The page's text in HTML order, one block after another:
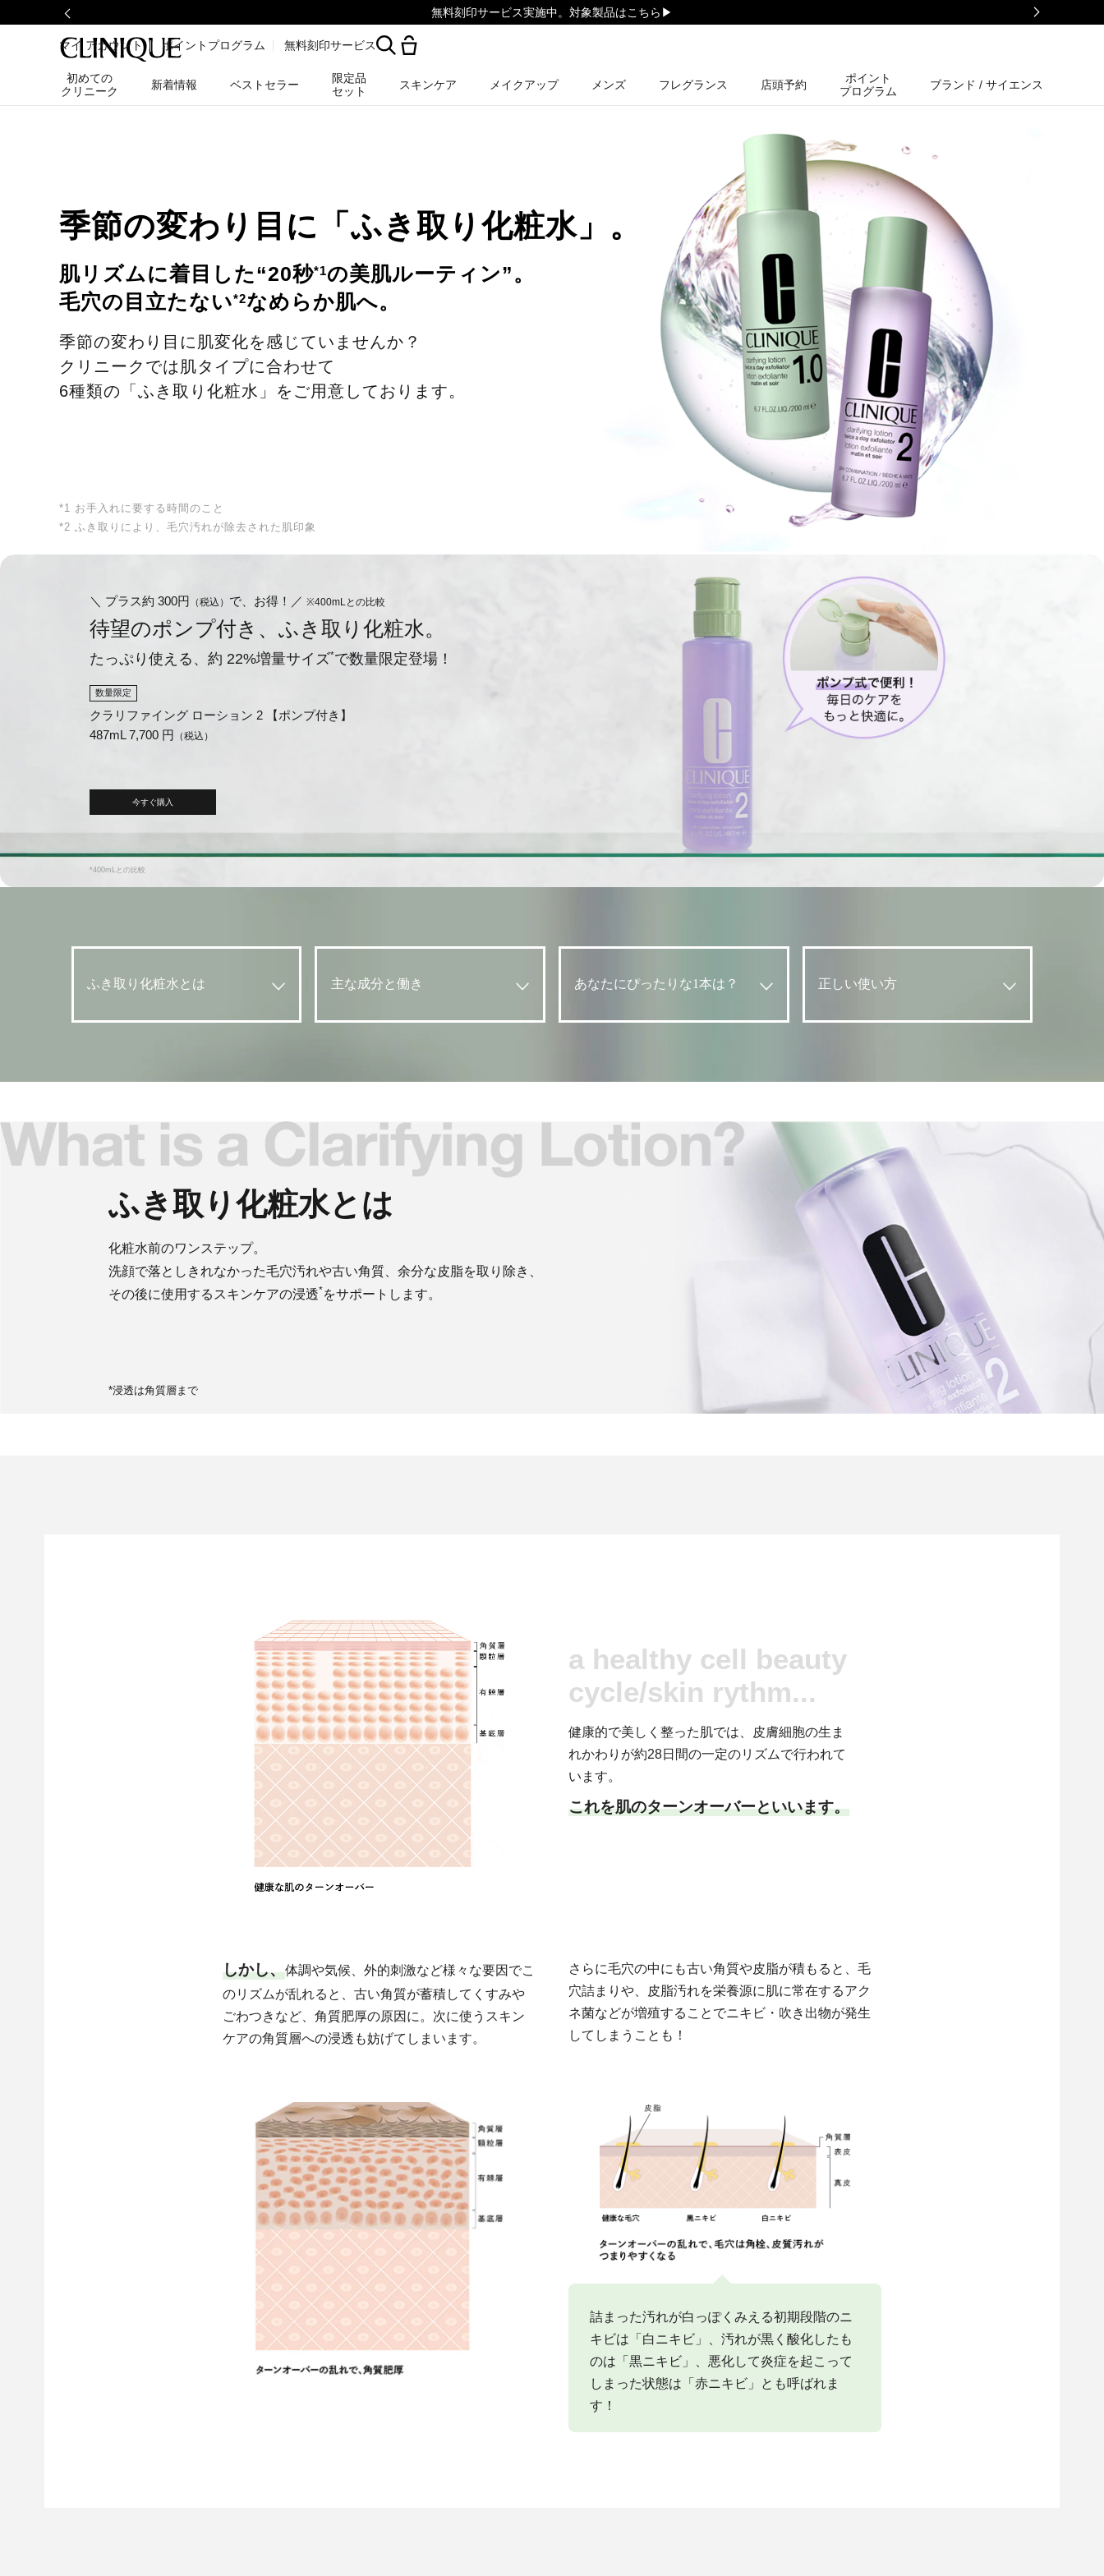
無料刻印サービス実施中。対象製品はこちら▶︎
マイ アカウント ポイントプログラム 無料刻印サービス
初めての
クリニーク
新着情報 ベストセラー
限定品
セット
スキンケア メイクアップ メンズ フレグランス 店頭予約
ポイント
プログラム
ブランド / サイエンス
季節の変わり目に「ふき取り化粧水」。
肌リズムに着目した“20秒*1の美肌ルーティン”。
毛穴の目立たない*2なめらか肌へ。
季節の変わり目に肌変化を感じていませんか？
クリニークでは肌タイプに合わせて
6種類の「ふき取り化粧水」をご用意しております。
*1 お手入れに要する時間のこと
*2 ふき取りにより、毛穴汚れが除去された肌印象
＼ プラス約 300円 （税込） で、お得！／ ※400mLとの比較
待望のポンプ付き、ふき取り化粧水。
たっぷり使える、 約 22%増量サイズ*で数量限定登場！
数量限定
クラリファイング ローション 2 【ポンプ付き】
487mL 7,700 円
（税込）
今すぐ購入
*400mLとの比較
ふき取り化粧水とは 主な成分と働き あなたにぴったりな1本は？ 正しい使い方
ふき取り化粧水とは
化粧水前のワンステップ。
洗顔で落としきれなかった毛穴汚れや古い角質、余分な皮脂を取り除き、
その後に使用するスキンケアの浸透*をサポートします。
*浸透は角質層まで
a healthy cell beauty
cycle/skin rythm...
健康的で美しく整った肌では、皮膚細胞の生ま
れかわりが約28日間の一定のリズムで行われて
います。
これを肌のターンオーバーといいます。
しかし、体調や気候、外的刺激など様々な要因でこ
のリズムが乱れると、古い角質が蓄積してくすみや
ごわつきなど、角質肥厚の原因に。次に使うスキン
ケアの角質層への浸透も妨げてしまいます。
さらに毛穴の中にも古い角質や皮脂が積もると、毛
穴詰まりや、皮脂汚れを栄養源に肌に常在するアク
ネ菌などが増殖することでニキビ・吹き出物が発生
してしまうことも！
詰まった汚れが白っぽくみえる初期段階のニ
キビは「白ニキビ」、汚れが黒く酸化したも
のは「黒ニキビ」、悪化して炎症を起こって
しまった状態は「赤ニキビ」とも呼ばれま
す！